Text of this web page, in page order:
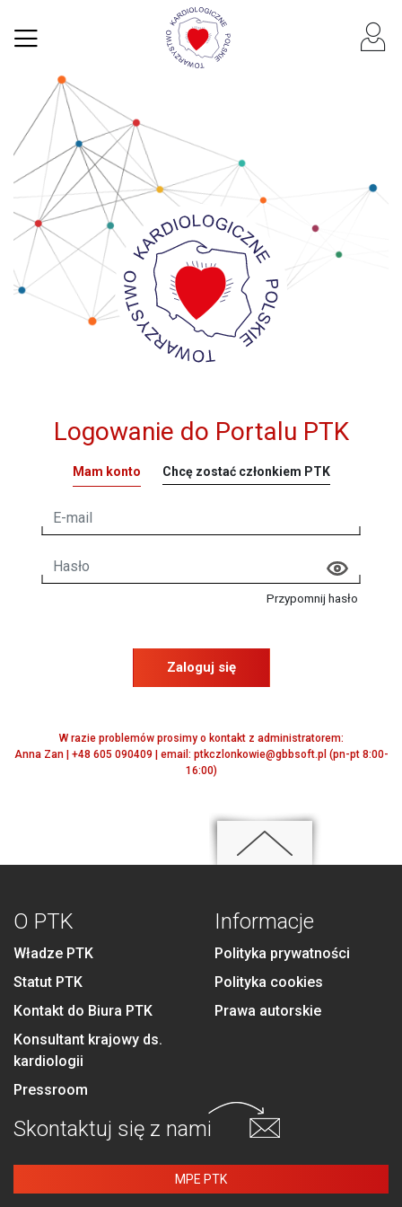
Logowanie do Portalu PTK
Mam konto Chcę zostać członkiem PTK
Przypomnij hasło
Zaloguj się
W razie problemów prosimy o kontakt z administratorem:
Anna Zan | +48 605 090409 | email: ptkczlonkowie@gbbsoft.pl (pn-pt 8:00-
16:00)
O PTK
Władze PTK
Statut PTK
Kontakt do Biura PTK
Konsultant krajowy ds.
kardiologii
Pressroom
Informacje
Polityka prywatności
Polityka cookies
Prawa autorskie
Skontaktuj się z nami
MPE PTK